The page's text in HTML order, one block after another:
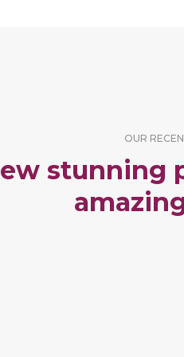
OUR
stunning